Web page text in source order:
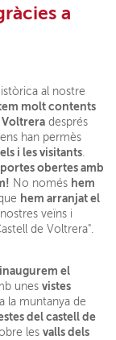
a
al nostre
molt contents
Voltrera després
han permès
i les visitants.
obertes amb
No només hem
hem arranjat el
veïns i
de Voltrera".
el
unesvistes
la muntanya de
del castell de
lesvalls dels